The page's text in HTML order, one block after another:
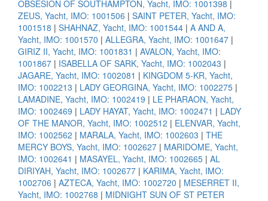
OBSESION OF SOUTHAMPTON, Yacht, IMO: 1001398 |
ZEUS, Yacht, IMO: 1001506 | SAINT PETER, Yacht, IMO:
1001518 | SHAHNAZ, Yacht, IMO: 1001544 | A AND A,
Yacht, IMO: 1001570 | ALLEGRA, Yacht, IMO: 1001647 |
GIRIZ II, Yacht, IMO: 1001831 | AVALON, Yacht, IMO:
1001867 | ISABELLA OF SARK, Yacht, IMO: 1002043 |
JAGARE, Yacht, IMO: 1002081 | KINGDOM 5-KR, Yacht,
IMO: 1002213 | LADY GEORGINA, Yacht, IMO: 1002275 |
LAMADINE, Yacht, IMO: 1002419 | LE PHARAON, Yacht,
IMO: 1002469 | LADY HAYAT, Yacht, IMO: 1002471 | LADY
OF THE MANOR, Yacht, IMO: 1002512 | ELENVAR, Yacht,
IMO: 1002562 | MARALA, Yacht, IMO: 1002603 | THE
MERCY BOYS, Yacht, IMO: 1002627 | MARIDOME, Yacht,
IMO: 1002641 | MASAYEL, Yacht, IMO: 1002665 | AL
DIRIYAH, Yacht, IMO: 1002677 | KARIMA, Yacht, IMO:
1002706 | AZTECA, Yacht, IMO: 1002720 | MESERRET II,
Yacht, IMO: 1002768 | MIDNIGHT SUN OF ST PETER